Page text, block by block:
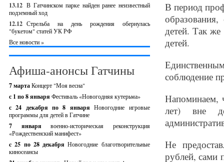
13.12 В Гатчинском парке найден ранее неизвестный
подземный ход
12.12 Стрельба на день рождения обернулась
"букетом" статей УК РФ
Все новости »
Афиша-анонсы Гатчины
7 мартаКонцерт "Моя весна"
с 1 по 8 января Фестиваль «Новогодняя кутерьма»
с 24 декабря по 8 январяНовогодние игровые
программы для детей в Гатчине
7 январявоенно-историческая реконструкция
«Рождественский манифест»
c 25 по 28 декабряНовогодние благотворительные
киносеансы
В период
детей. Так же
детей.
соблюдение
Напоминаем,
лет) вне
Не
рублей, сами